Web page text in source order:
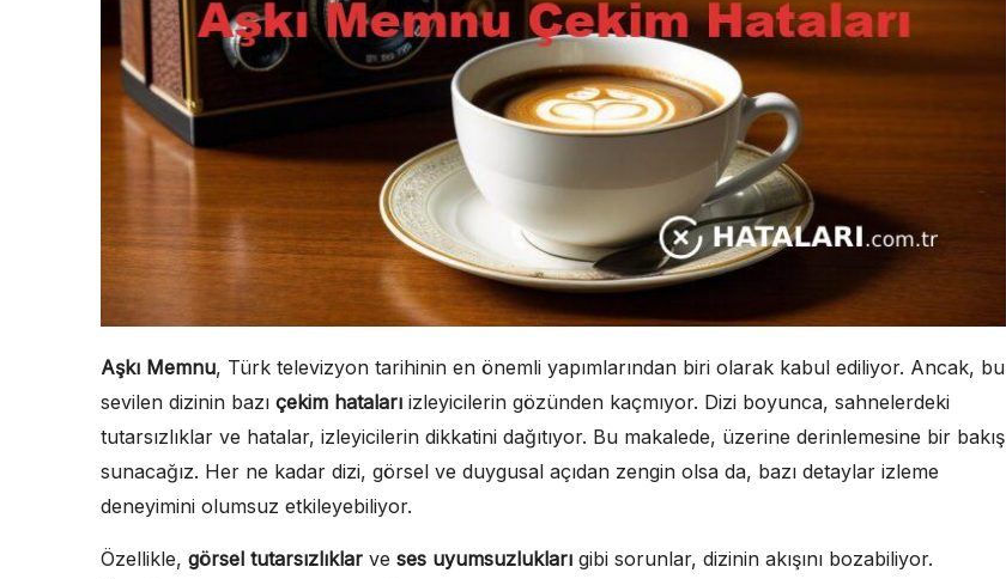
Aşkı Memnu, Türk televizyon tarihinin en önemli yapımlarından biri olarak kabul ediliyor. Ancak, bu
sevilen dizinin bazı çekim hataları izleyicilerin gözünden kaçmıyor. Dizi boyunca, sahnelerdeki
tutarsızlıklar ve hatalar, izleyicilerin dikkatini dağıtıyor. Bu makalede, üzerine derinlemesine bir bakış
sunacağız. Her ne kadar dizi, görsel ve duygusal açıdan zengin olsa da, bazı detaylar izleme
deneyimini olumsuz etkileyebiliyor.
Özellikle, görsel tutarsızlıklar ve ses uyumsuzlukları gibi sorunlar, dizinin akışını bozabiliyor.